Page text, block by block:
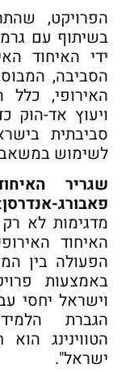
הפרויקט,
בשיתוף עם
ידי האיחוד
הסביבה,
האירופי, כלל
ויעוץ אד-הוק
סביבתית
לשימוש
שגריר
פאבורג-אנדרסן
מדגימות לא
האיחוד
הפעולה בין
באמצעות
וישראל יחסי
הגברת
הטווינינג
ישראל".